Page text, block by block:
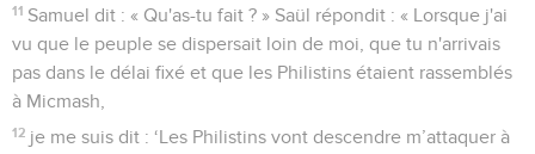
11 Samuel dit : « Qu'as-tu fait ? » Saül répondit : « Lorsque j'ai
vu que le peuple se dispersait loin de moi, que tu n'arrivais
pas dans le délai fixé et que les Philistins étaient rassemblés
à Micmash,
12 je me suis dit : ‘Les Philistins vont descendre m’attaquer à